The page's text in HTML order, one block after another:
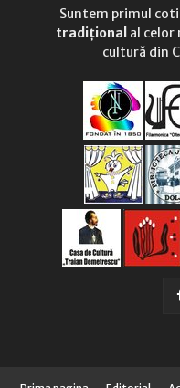
Suntem primul
tradițional al
cultură din